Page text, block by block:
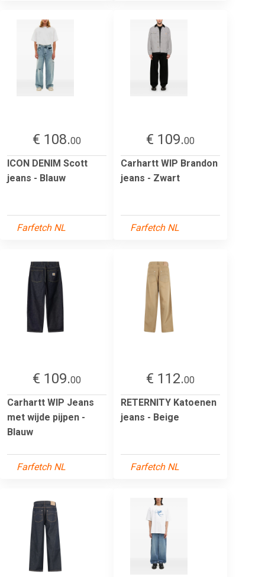
€ 108.00
ICON DENIM Scott
jeans - Blauw
Farfetch NL
€ 109.00
Carhartt WIP Brandon
jeans - Zwart
Farfetch NL
€ 109.00
Carhartt WIP Jeans
met wijde pijpen -
Blauw
Farfetch NL
€ 112.00
RETERNITY Katoenen
jeans - Beige
Farfetch NL